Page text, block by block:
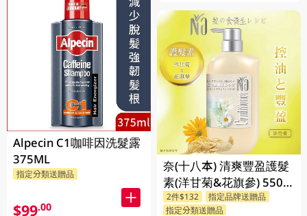
Alpecin C1咖啡因洗髮露
375ML
指定分類送贈品
$99.00
奈(十八本) 清爽豐盈護髮
素(洋甘菊&花旗參) 550
ML
2件$132
指定品牌送贈品
指定分類送贈品